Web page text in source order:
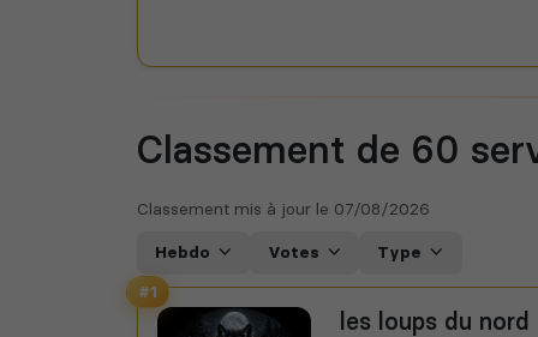
Classement de 60
Classement mis à jour le 07/08/2026
Hebdo Votes Type
#1
les loups du nord